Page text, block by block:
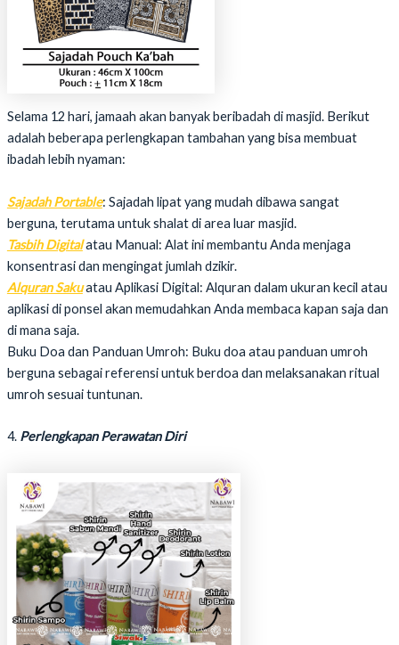
Selama 12 hari, jamaah akan banyak beribadah di masjid. Berikut
adalah beberapa perlengkapan tambahan yang bisa membuat
ibadah lebih nyaman:
Sajadah Portable: Sajadah lipat yang mudah dibawa sangat
berguna, terutama untuk shalat di area luar masjid.
Tasbih Digitalatau Manual: Alat ini membantu Anda menjaga
konsentrasi dan mengingat jumlah dzikir.
Alquran Sakuatau Aplikasi Digital: Alquran dalam ukuran kecil atau
aplikasi di ponsel akan memudahkan Anda membaca kapan saja dan
di mana saja.
Buku Doa dan Panduan Umroh: Buku doa atau panduan umroh
berguna sebagai referensi untuk berdoa dan melaksanakan ritual
umroh sesuai tuntunan.
4. Perlengkapan Perawatan Diri